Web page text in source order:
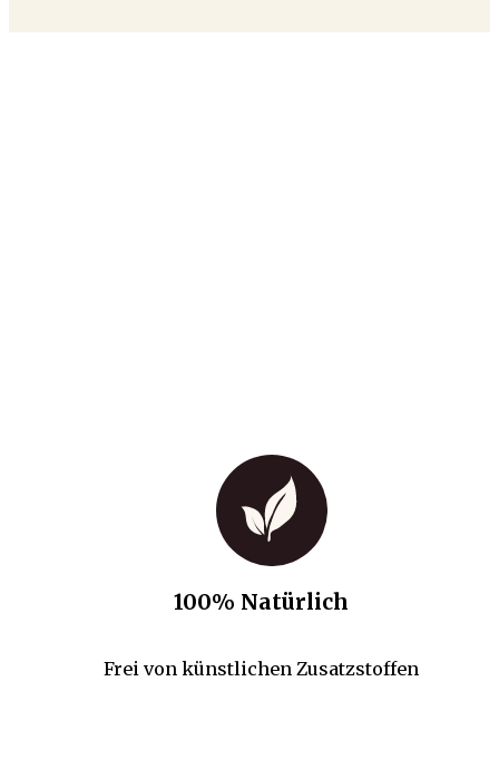
100% Natürlich
Frei von künstlichen Zusatzstoffen